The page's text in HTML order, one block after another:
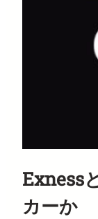
Exness
カーか